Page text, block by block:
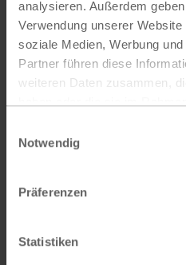
analysieren. Außerdem
Verwendung unserer
soziale Medien, Werbung
Partner führen diese
weiteren Daten zusammen,
Datenschutz
Notwendig
Präferenzen
Statistiken
Eine
zeigt, wie soziale
Gemeinden verändern